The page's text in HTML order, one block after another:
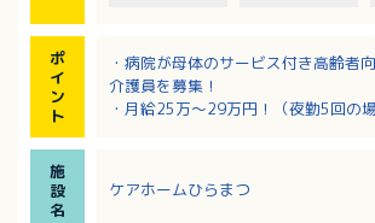
ポ
イ
ン
ト
・病院が母体のサービス付き高齢者
介護員を募集！
・月給25万～29万円！（夜勤5回の
勤可！
施
設
名
ケアホームひらまつ